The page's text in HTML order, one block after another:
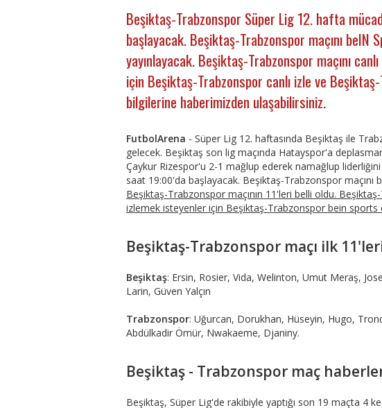
Beşiktaş-Trabzonspor Süper Lig 12. hafta
başlayacak. Beşiktaş-Trabzonspor maçını beIN
yayınlayacak. Beşiktaş-Trabzonspor maçını
için Beşiktaş-Trabzonspor canlı izle ve
bilgilerine haberimizden ulaşabilirsiniz.
FutbolArena - Süper Lig 12. haftasında Beşiktaş ile
gelecek. Beşiktaş son lig maçında Hatayspor'a
Çaykur Rizespor'u 2-1 mağlup ederek namağlup
saat 19:00'da başlayacak. Beşiktaş-Trabzonspor maçını
Beşiktaş-Trabzonspor maçının 11'leri belli oldu.
izlemek isteyenler için Beşiktaş-Trabzonspor bein sports
Beşiktaş-Trabzonspor maçı ilk
Beşiktaş: Ersin, Rosier, Vida, Welinton, Umut Meraş,
Larin, Güven Yalçın
Trabzonspor: Uğurcan, Dorukhan, Hüseyin, Hugo,
Abdülkadir Ömür, Nwakaeme, Djaniny.
Beşiktaş - Trabzonspor maç
Beşiktaş, Süper Lig'de rakibiyle yaptığı son 19 maçta 4